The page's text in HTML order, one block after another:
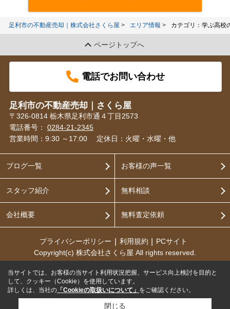
足利市の不動産売却｜株式会社さくら屋 エリア情報 カテゴリ：学ぶ高校
ページトップへ
電話でお問い合わせ
足利市の不動産売却｜さくら屋
〒326-0814 栃木県足利市通４丁目2573
電話番号： 0284-21-2345
営業時間：9:30 ～17:00
定休日：火曜・水曜・他
ブログ一覧
スタッフ紹介
会社概要
お客様の声一覧
無料相談
無料査定依頼
プライバシーポリシー 利用規約
PCサイト
Copyright(c) 株式会社さくら屋 All rights reserved.
当サイトでは、お客様の当サイト利用状況把握、サービス向上検討を目的と
して、クッキー（Cookie）を使用しています。
詳しくは、当社の 「Cookieの取扱いについて」 をご確認ください。
閉じる